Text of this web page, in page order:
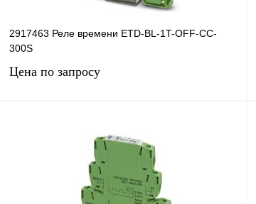
2917463 Реле времени ETD-BL-1T-OFF-CC-
300S
Цена по запросу
Сравнение
Под заказ